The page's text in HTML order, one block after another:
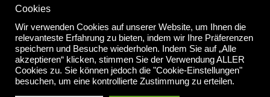
Home
@2023 Tuspo Saarn e.V.
Cookies
Wir verwenden Cookies auf unserer Website, um Ihnen die
relevanteste Erfahrung zu bieten, indem wir Ihre Präferenzen
speichern und Besuche wiederholen. Indem Sie auf „Alle
akzeptieren“ klicken, stimmen Sie der Verwendung ALLER
Cookies zu. Sie können jedoch die "Cookie-Einstellungen"
besuchen, um eine kontrollierte Zustimmung zu erteilen.